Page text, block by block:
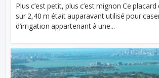
Plus c’est petit, plus c’est mignon Ce
sur 2,40 m était auparavant utilisé pour
d’irrigation appartenant à une...